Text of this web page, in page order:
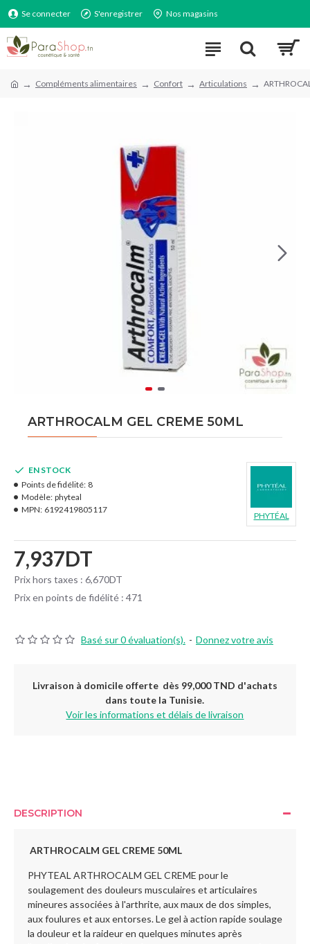
Se connecter S'enregistrer Nos magasins
Compléments alimentaires Confort Articulations
ARTHROCALM GEL CREME 50ML
Basé sur 0 évaluation(s). - Donnez votre avis
7,937DT
Prix hors taxes : 6,670DT
Prix en points de fidélité : 471
EN STOCK
Points de fidélité: 8
Modèle: phyteal
MPN: 6192419805117
PHYTÉAL
Livraison à domicile offerte dès 99,000 TND d'achats
dans toute la Tunisie.
Voir les informations et délais de livraison
DESCRIPTION
ARTHROCALM GEL CREME 50ML
PHYTEAL ARTHROCALM GEL CREME pour le
soulagement des douleurs musculaires et articulaires
mineures associées à l'arthrite, aux maux de dos simples,
aux foulures et aux entorses. Le gel à action rapide soulage
la douleur et la raideur en quelques minutes après